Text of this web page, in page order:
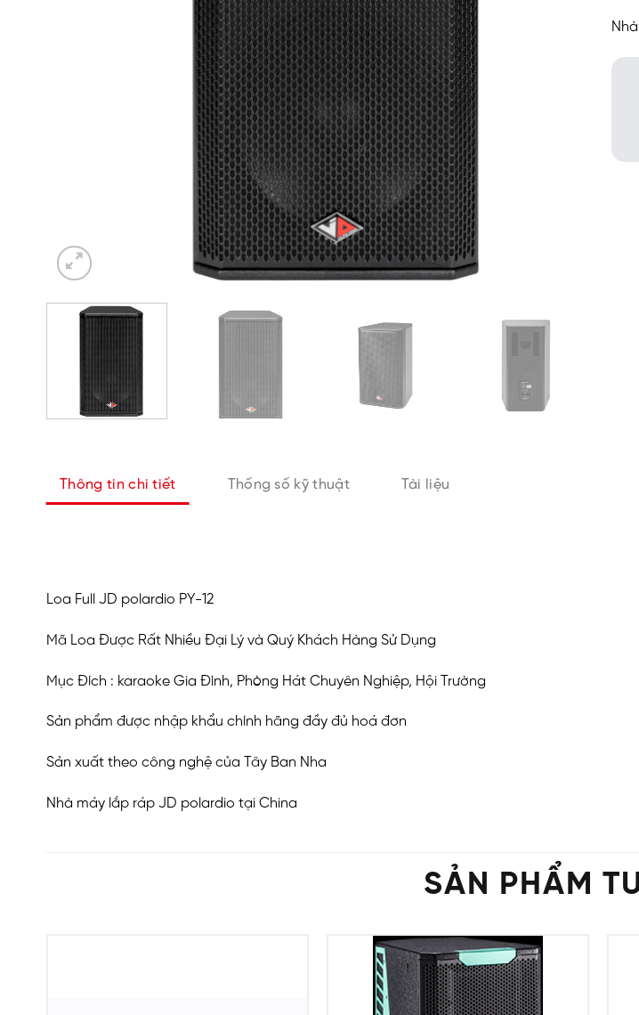
Thông tin chi tiết Thống số kỹ thuật Tài liệu
Loa Full JD polardio PY-12
Mã Loa Được Rất Nhiều Đại Lý và Quý Khách Hàng Sử Dụng
Mục Đích : karaoke Gia Đình, Phòng Hát Chuyên Nghiệp, Hội Trường
Sản phẩm được nhập khẩu chính hãng đầy đủ hoá đơn
Sản xuất theo công nghệ của Tây Ban Nha
Nhà máy lắp ráp JD polardio tại China
SẢN PHẨM